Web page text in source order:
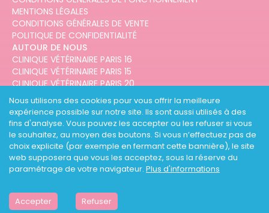
Nous utilisons des cookies pour vous offrir la meilleure
expérience possible sur notre site. Ils sont aussi utilisés à des
fins d'analyse. Vous pouvez les accepter ou les refuser si vous
le souhaitez, au moyen des boutons. Si vous n’effectuez pas de
choix explicite (par exemple en fermant cette bannière), le site
web supposera que vous les acceptez, sous la réserve du
paramétrage de votre navigateur. Plus d'informations
Accepter Refuser
MENTIONS LÉGALES
CONDITIONS GÉNÉRALES DE VENTE
POLITIQUE DE CONFIDENTIALITÉ
AUTOUR DE NOUS
CLINIQUE VÉTÉRINAIRE PARIS 16
CLINIQUE VÉTÉRINAIRE PARIS 15
CLINIQUE VÉTÉRINAIRE PARIS 20
CLINIQUE VÉTÉRINAIRE PARIS 12
CLINIQUE VÉTÉRINAIRE PARIS 10
CLINIQUE VÉTÉRINAIRE PARIS 3